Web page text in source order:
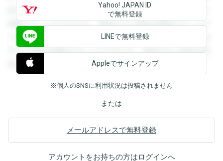
録すると回答を閲覧することができます。登録すると回答を
閲覧することができます。登録すると回答を閲覧することが
できます。登録すると回答を閲覧することができます。登録
すると回答を閲覧することができます。登録すると回答を閲
覧することができます。
Yahoo! JAPAN ID
で無料登録
LINEで無料登録
Appleでサインアップ
※個人のSNSに利用状況は投稿されません
または
メールアドレスで無料登録
アカウントをお持ちの方はログインへ